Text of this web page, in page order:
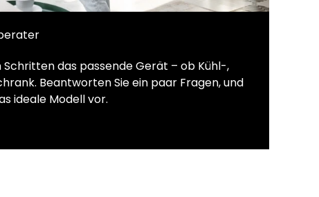
Schritten das passende Gerät – ob Kühl-,
Beantworten Sie ein paar Fragen, und
ideale Modell vor.